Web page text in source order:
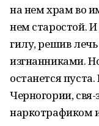
на нем храм во
нем старостой.
гилу, решив
изгнанниками.
останется
Черногории,
наркотрафиком